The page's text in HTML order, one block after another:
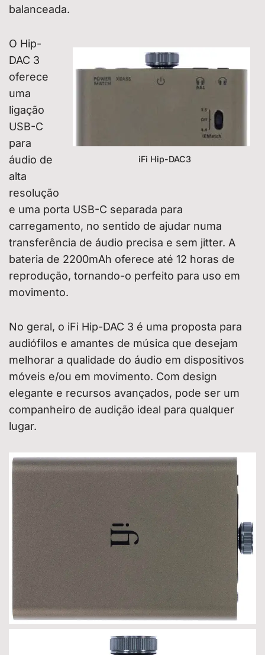
balanceada.
iFi Hip-DAC3
O Hip-
DAC 3
oferece
uma
ligação
USB-C
para
áudio de
alta
resolução
e uma porta USB-C separada para
carregamento, no sentido de ajudar numa
transferência de áudio precisa e sem jitter. A
bateria de 2200mAh oferece até 12 horas de
reprodução, tornando-o perfeito para uso em
movimento.
No geral, o iFi Hip-DAC 3 é uma proposta para
audiófilos e amantes de música que desejam
melhorar a qualidade do áudio em dispositivos
móveis e/ou em movimento. Com design
elegante e recursos avançados, pode ser um
companheiro de audição ideal para qualquer
lugar.